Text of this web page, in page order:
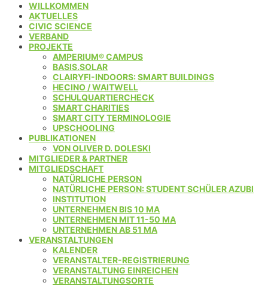
WILLKOMMEN
AKTUELLES
CIVIC SCIENCE
VERBAND
PROJEKTE
AMPERIUM® CAMPUS
BASIS.SOLAR
CLAIRYFI-INDOORS: SMART BUILDINGS
HECINO / WAITWELL
SCHULQUARTIERCHECK
SMART CHARITIES
SMART CITY TERMINOLOGIE
UPSCHOOLING
PUBLIKATIONEN
VON OLIVER D. DOLESKI
MITGLIEDER & PARTNER
MITGLIEDSCHAFT
NATÜRLICHE PERSON
NATÜRLICHE PERSON: STUDENT SCHÜLER AZUBI
INSTITUTION
UNTERNEHMEN BIS 10 MA
UNTERNEHMEN MIT 11-50 MA
UNTERNEHMEN AB 51 MA
VERANSTALTUNGEN
KALENDER
VERANSTALTER-REGISTRIERUNG
VERANSTALTUNG EINREICHEN
VERANSTALTUNGSORTE